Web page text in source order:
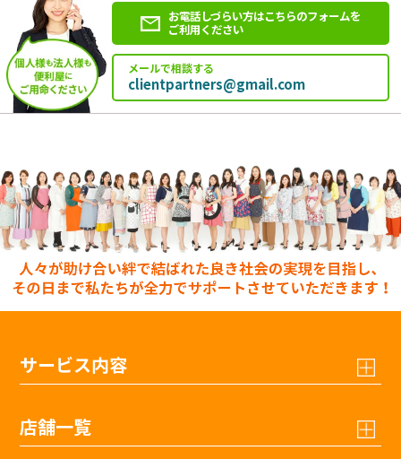
お電話しづらい方はこちらのフォームを
ご利用ください
メールで相談する
clientpartners@gmail.com
サービス内容
店舗一覧